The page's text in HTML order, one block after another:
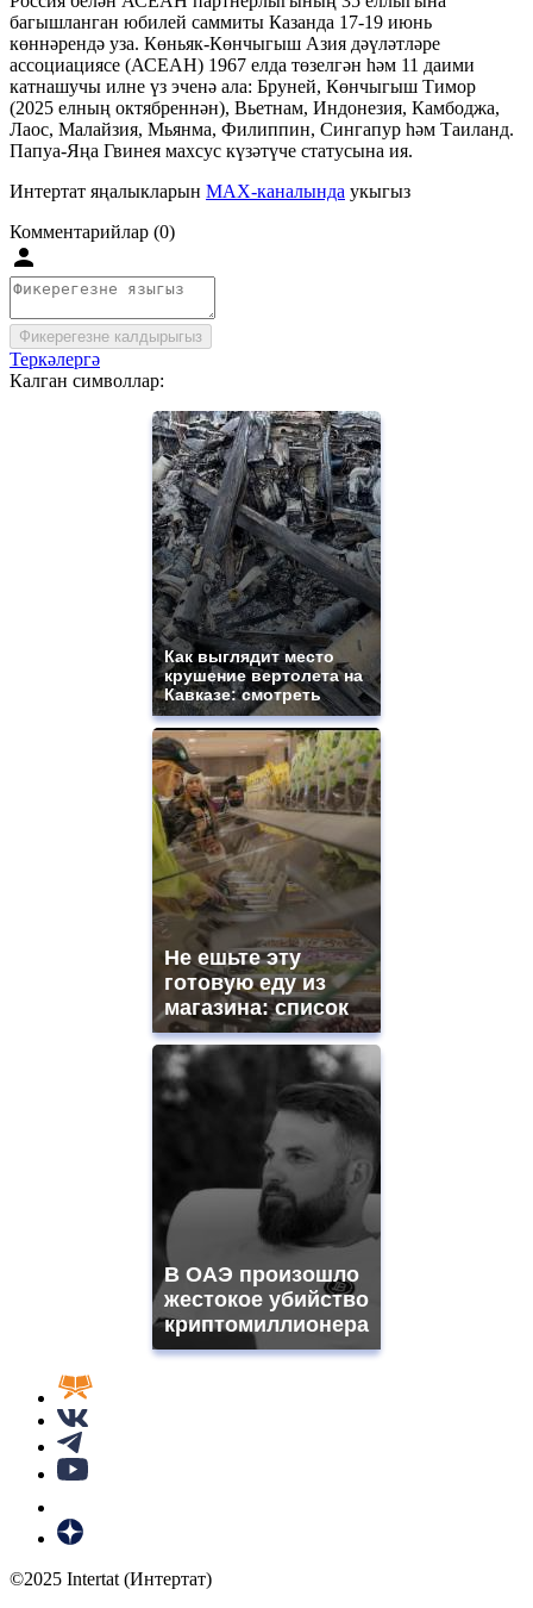
багышланган юбилей саммиты Казанда 17-19 июнь
көннәрендә уза. Көньяк-Көнчыгыш Азия дәүләтләре
ассоциациясе (АСЕАН) 1967 елда төзелгән һәм 11 даими
катнашучы илне үз эченә ала: Бруней, Көнчыгыш Тимор
(2025 елның октябреннән), Вьетнам, Индонезия, Камбоджа,
Лаос, Малайзия, Мьянма, Филиппин, Сингапур һәм Таиланд.
Папуа-Яңа Гвинея махсус күзәтүче статусына ия.
Интертат яңалыкларын MAX-каналында укыгыз
Комментарийлар (0)
Фикерегезне калдырыгыз
Теркәлергә
Калган символлар:
Как выглядит место
крушение вертолета на
Кавказе: смотреть
Не ешьте эту
готовую еду из
магазина: список
В ОАЭ произошло
жестокое убийство
криптомиллионера
©2025 Intertat (Интертат)